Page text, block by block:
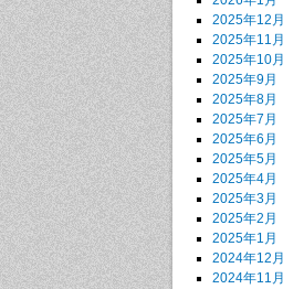
2025年12月
2025年11月
2025年10月
2025年9月
2025年8月
2025年7月
2025年6月
2025年5月
2025年4月
2025年3月
2025年2月
2025年1月
2024年12月
2024年11月